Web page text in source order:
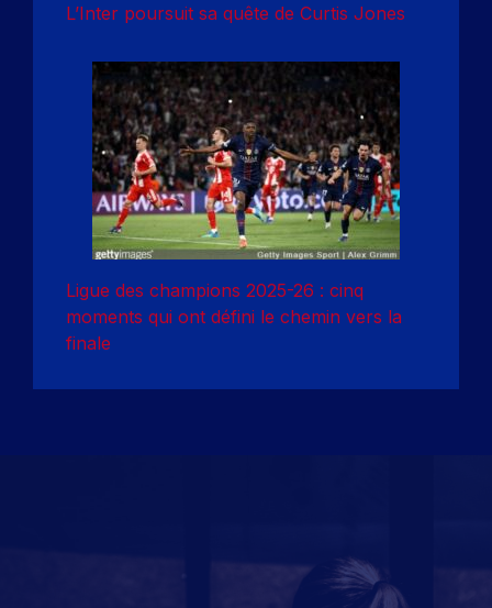
L’Inter poursuit sa quête de Curtis Jones
Ligue des champions 2025-26 : cinq
moments qui ont défini le chemin vers la
finale